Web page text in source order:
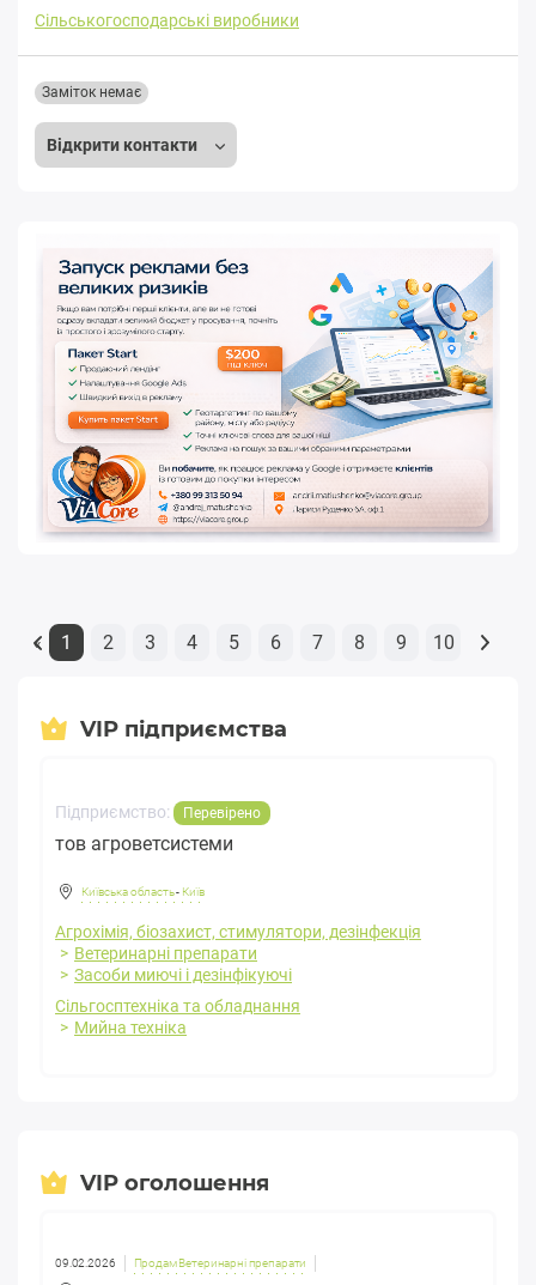
Сільськогосподарські виробники
Відкрити контакти
Заміток немає
« 1 2 3 4 5 6 7 8 9 10
VIP підприємства
Підприємство: Перевірено
тов агроветсистеми
Київська область- Київ
Агрохімія, біозахист, стимулятори, дезінфекція
Ветеринарні препарати
Засоби миючі і дезінфікуючі
Сільгосптехніка та обладнання
Мийна техніка
VIP оголошення
09.02.2026 Продам Ветеринарні препарати